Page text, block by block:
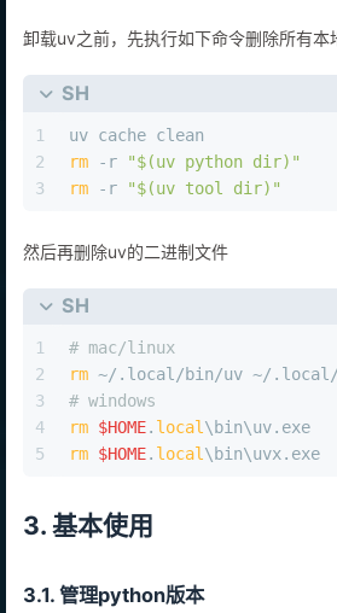
卸载uv之前，先执行如下命令删除所有本
SH
1
2
3
uv cache clean
rm -r "$(uv python dir) "
rm -r "$(uv tool dir) "
然后再删除uv的二进制文件
SH
1
2
3
4
5
# mac/linux
rm ~/.local/bin/uv ~/.local/
# windows
rm $HOME. local \bin\uv.exe
rm $HOME. local \bin\uvx.exe
3. 基本使用
3.1. 管理python版本